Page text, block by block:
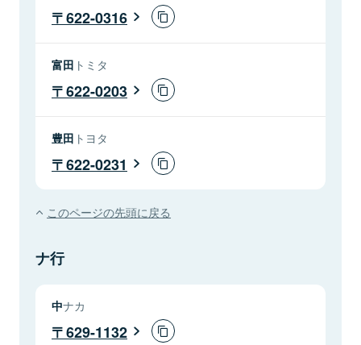
622-0316
富田 トミタ
622-0203
豊田 トヨタ
622-0231
このページの先頭に戻る
ナ行
中ナカ
629-1132